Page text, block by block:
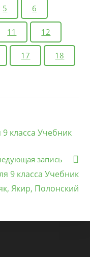
5 6
11 12
17 18
класса Учебник
запись
9 класса Учебник
Якир, Полонский